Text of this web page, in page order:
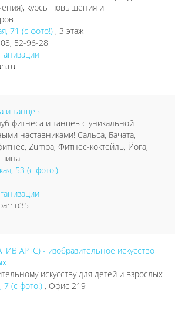
курсы повышения и
71 (с фото!) , 3 этаж
52-96-28
и танцев
фитнеса и танцев с уникальной
наставниками! Сальса, Бачата,
Zumba, Фитнес-коктейль, Йога,
53 (с фото!)
АРТС) - изобразительное искусство
искусству для детей и взрослых
(с фото!) , Офис 219